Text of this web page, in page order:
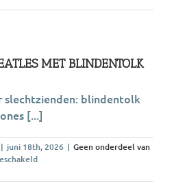
doorloop
&
leven
MET BLINDENTOLK
blindentolk
[...]
| juni 18th, 2026 | Geen onderdeel van
voor
Stones